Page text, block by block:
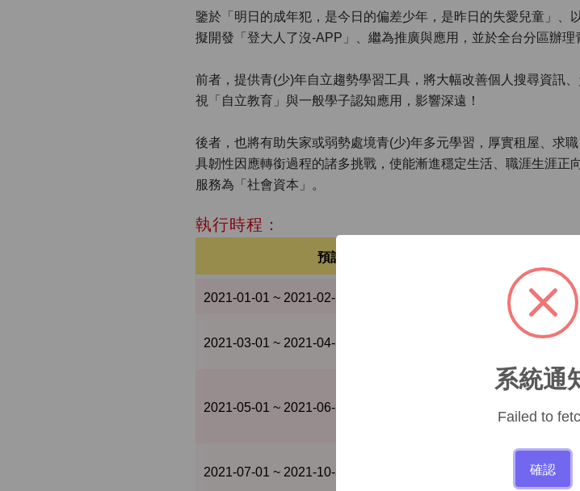
鑒於「明日的成年犯，是今日的偏差少年，是昨日的失愛兒童」
擬開發「登大人了沒-APP」、繼為推廣與應用，並於全台分區辦理
前者，提供青(少)年自立趨勢學習工具，將大幅改善個人搜尋資訊
視「自立教育」與一般學子認知應用，影響深遠！
後者，也將有助失家或弱勢處境青(少)年多元學習，厚實租屋、
具韌性因應轉銜過程的諸多挑戰，使能漸進穩定生活、職涯生涯
服務為「社會資本」。
執行時程：
預計完成進度區間
2021-01-01 ~ 2021-02-28 功
2021-03-01 ~ 2021-04-30
1.
2.
2021-05-01 ~ 2021-06-30
1.
2.
2021-07-01 ~ 2021-10-31
1.
2.
系統通
Failed to
確認